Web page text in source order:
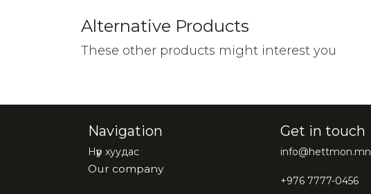
Alternative Products
These other products might interest you
Navigation
Нүүр хуудас
Our company
Get in touch
info@hettmon.mn
+976 7777-0456